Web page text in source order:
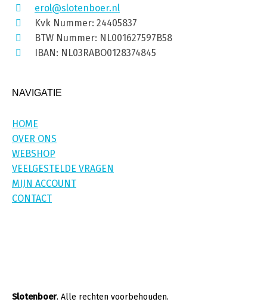
erol@slotenboer.nl
Kvk Nummer: 24405837
BTW Nummer: NL001627597B58
IBAN: NL03RABO0128374845
NAVIGATIE
HOME
OVER ONS
WEBSHOP
VEELGESTELDE VRAGEN
MIJN ACCOUNT
CONTACT
Slotenboer. Alle rechten voorbehouden.